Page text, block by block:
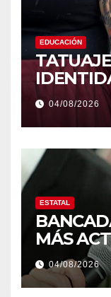
EDUCACIÓN
04/08/2026
ESTATAL
MÁS
04/08/2026